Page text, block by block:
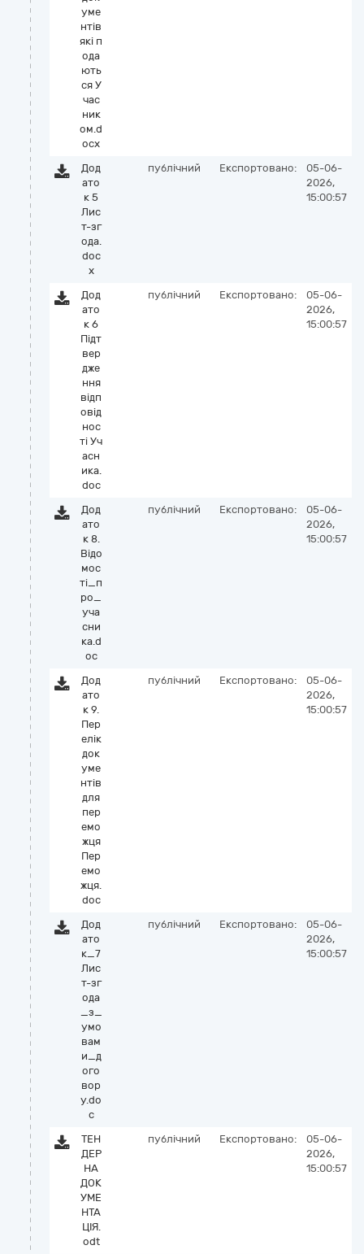
уме
нтів
які п
ода
ють
ся У
час
ник
ом.d
ocx
Дод
ато
к 5
Лис
т-зг
ода.
doc
x
публічний Експортовано:
05-06-
2026,
15:00:57
Дод
ато
к 6
Підт
вер
дже
ння
відп
овід
нос
ті Уч
асн
ика.
doc
публічний Експортовано:
05-06-
2026,
15:00:57
Дод
ато
к 8.
Вiдо
мос
тi_п
ро_
уча
сни
ка.d
oc
публічний Експортовано:
05-06-
2026,
15:00:57
Дод
ато
к 9.
Пер
елік
док
уме
нтів
для
пер
емо
жця
Пер
емо
жця.
doc
публічний Експортовано:
05-06-
2026,
15:00:57
Дод
ато
к_7
Лис
т-зг
ода
_з_
умо
вам
и_д
ого
вор
у.do
c
публічний Експортовано:
05-06-
2026,
15:00:57
ТЕН
ДЕР
НА
ДОК
УМЕ
НТА
ЦІЯ.
odt
публічний Експортовано:
05-06-
2026,
15:00:57